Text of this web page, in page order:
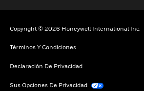
Copyright © 2026 Honeywell International Inc.
Términos Y Condiciones
Declaración De Privacidad
Sus Opciones De Privacidad